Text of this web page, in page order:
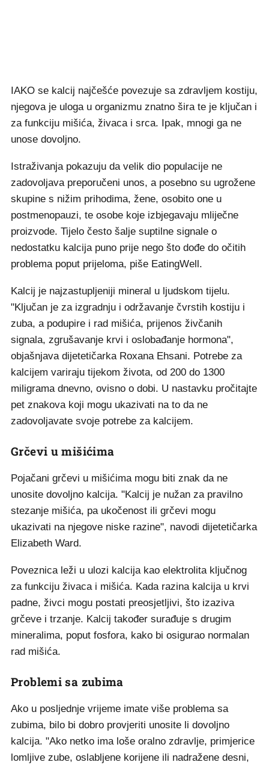
IAKO se kalcij najčešće povezuje sa zdravljem kostiju,
njegova je uloga u organizmu znatno šira te je ključan i
za funkciju mišića, živaca i srca. Ipak, mnogi ga ne
unose dovoljno.
Istraživanja pokazuju da velik dio populacije ne
zadovoljava preporučeni unos, a posebno su ugrožene
skupine s nižim prihodima, žene, osobito one u
postmenopauzi, te osobe koje izbjegavaju mliječne
proizvode. Tijelo često šalje suptilne signale o
nedostatku kalcija puno prije nego što dođe do očitih
problema poput prijeloma, piše EatingWell.
Kalcij je najzastupljeniji mineral u ljudskom tijelu.
"Ključan je za izgradnju i održavanje čvrstih kostiju i
zuba, a podupire i rad mišića, prijenos živčanih
signala, zgrušavanje krvi i oslobađanje hormona",
objašnjava dijetetičarka Roxana Ehsani. Potrebe za
kalcijem variraju tijekom života, od 200 do 1300
miligrama dnevno, ovisno o dobi. U nastavku pročitajte
pet znakova koji mogu ukazivati na to da ne
zadovoljavate svoje potrebe za kalcijem.
Grčevi u mišićima
Pojačani grčevi u mišićima mogu biti znak da ne
unosite dovoljno kalcija. "Kalcij je nužan za pravilno
stezanje mišića, pa ukočenost ili grčevi mogu
ukazivati na njegove niske razine", navodi dijetetičarka
Elizabeth Ward.
Poveznica leži u ulozi kalcija kao elektrolita ključnog
za funkciju živaca i mišića. Kada razina kalcija u krvi
padne, živci mogu postati preosjetljivi, što izaziva
grčeve i trzanje. Kalcij također surađuje s drugim
mineralima, poput fosfora, kako bi osigurao normalan
rad mišića.
Problemi sa zubima
Ako u posljednje vrijeme imate više problema sa
zubima, bilo bi dobro provjeriti unosite li dovoljno
kalcija. "Ako netko ima loše oralno zdravlje, primjerice
lomljive zube, oslabljene korijene ili nadražene desni,